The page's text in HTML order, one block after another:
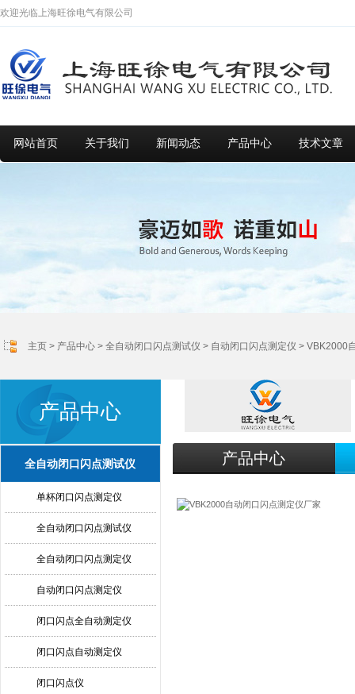
欢迎光临上海旺徐电气有限公司
网站首页 关于我们 新闻动态 产品中心 技术文章
主页 > 产品中心 > 全自动闭口闪点测试仪 > 自动闭口闪点测定仪 > VBK2000
产品中心
全自动闭口闪点测试仪
单杯闭口闪点测定仪
全自动闭口闪点测试仪
全自动闭口闪点测定仪
自动闭口闪点测定仪
闭口闪点全自动测定仪
闭口闪点自动测定仪
闭口闪点仪
产品中心